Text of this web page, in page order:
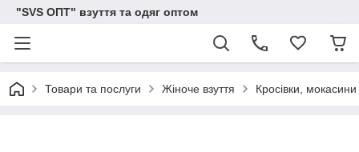
"SVS ОПТ" взуття та одяг оптом
Товари та послуги Жіноче взуття Кросівки, мокасини